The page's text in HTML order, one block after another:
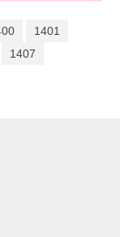
1401
1407